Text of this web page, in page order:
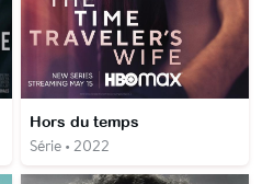
Hors du temps
Série • 2022